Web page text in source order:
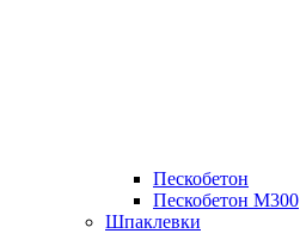
Пескобетон
Пескобетон М300
Шпаклевки